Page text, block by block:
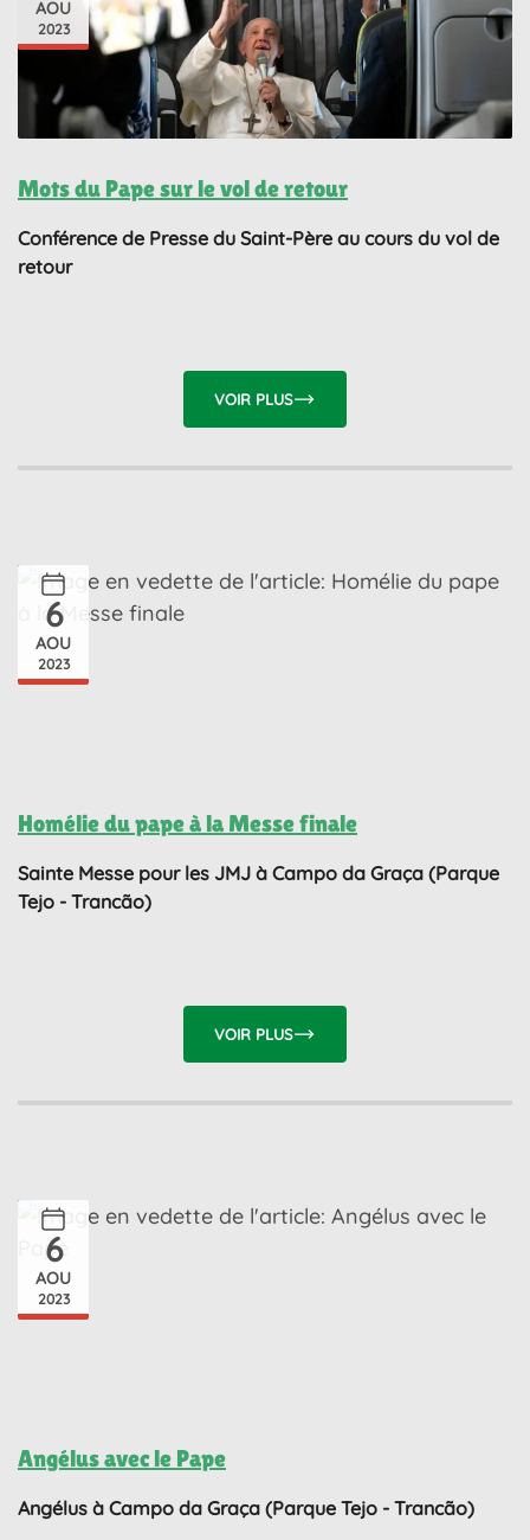
AOU
2023
Mots du Pape sur le vol de retour
Conférence de Presse du Saint-Père au cours du vol de
retour
VOIR PLUS
6
AOU
2023
Homélie du pape à la Messe finale
Sainte Messe pour les JMJ à Campo da Graça (Parque
Tejo - Trancão)
VOIR PLUS
6
AOU
2023
Angélus avec le Pape
Angélus à Campo da Graça (Parque Tejo - Trancão)